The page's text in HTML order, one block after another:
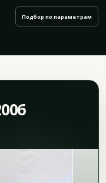
Подбор по параметрам